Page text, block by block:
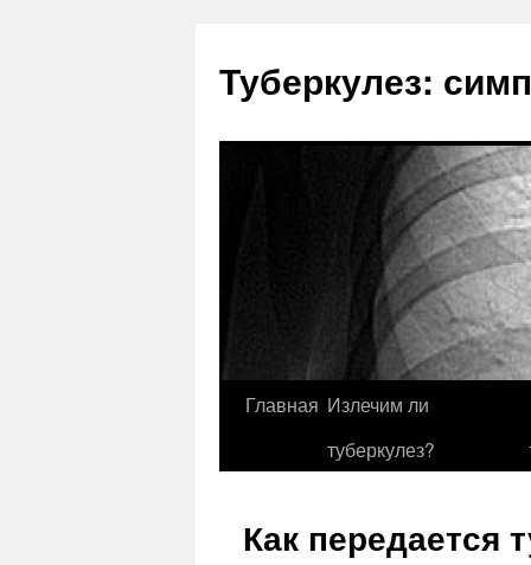
Туберкулез:
Главная Излечим ли
туберкулез?
Как передается